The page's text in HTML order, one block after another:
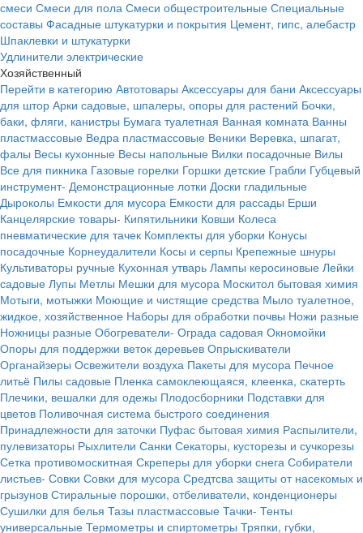
смеси Смеси для пола Смеси общестроительные Специальные
составы Фасадные штукатурки и покрытия Цемент, гипс, алебастр
Шпаклевки и штукатурки
Удлинители электрические
Хозяйственный
Перейти в категорию Автотовары Аксессуары для бани Аксессуары
для штор Арки садовые, шпалеры, опоры для растений Бочки,
баки, фляги, канистры Бумага туалетная Ванная комната Ванны
пластмассовые Ведра пластмассовые Веники Веревка, шпагат,
фалы Весы кухонные Весы напольные Вилки посадочные Вилы
Все для пикника Газовые горелки Горшки детские Грабли Губцевый
инструмент- Демонстрационные лотки Доски гладильные
Дыроколы Емкости для мусора Емкости для рассады Ерши
Канцелярские товары- Кипятильники Ковши Колеса
пневматические для тачек Комплекты для уборки Конусы
посадочные Корнеудалители Косы и серпы Крепежные шнуры
Культиваторы ручные Кухонная утварь Лампы керосиновые Лейки
садовые Лупы Метлы Мешки для мусора Москитол бытовая химия
Мотыги, мотыжки Моющие и чистящие средства Мыло туалетное,
жидкое, хозяйственное Наборы для обработки почвы Ножи разные
Ножницы разные Обогреватели- Ограда садовая Окномойки
Опоры для поддержки веток деревьев Опрыскиватели
Органайзеры Освежители воздуха Пакеты для мусора Печное
литьё Пилы садовые Пленка самоклеющаяся, клеенка, скатерть
Плечики, вешалки для одежы Плодосборники Подставки для
цветов Поливочная система быстрого соединения
Принадлежности для заточки Пуфас бытовая химия Распылители,
пулевизаторы Рыхлители Санки Секаторы, кусторезы и сучкорезы
Сетка противомоскитная Скреперы для уборки снега Собиратели
листьев- Совки Совки для мусора Средтсва защиты от насекомых и
грызунов Стиральные порошки, отбеливатели, конденционеры
Сушилки для белья Тазы пластмассовые Тачки- Тенты
универсальные Термометры и спиртометры Тряпки, губки,